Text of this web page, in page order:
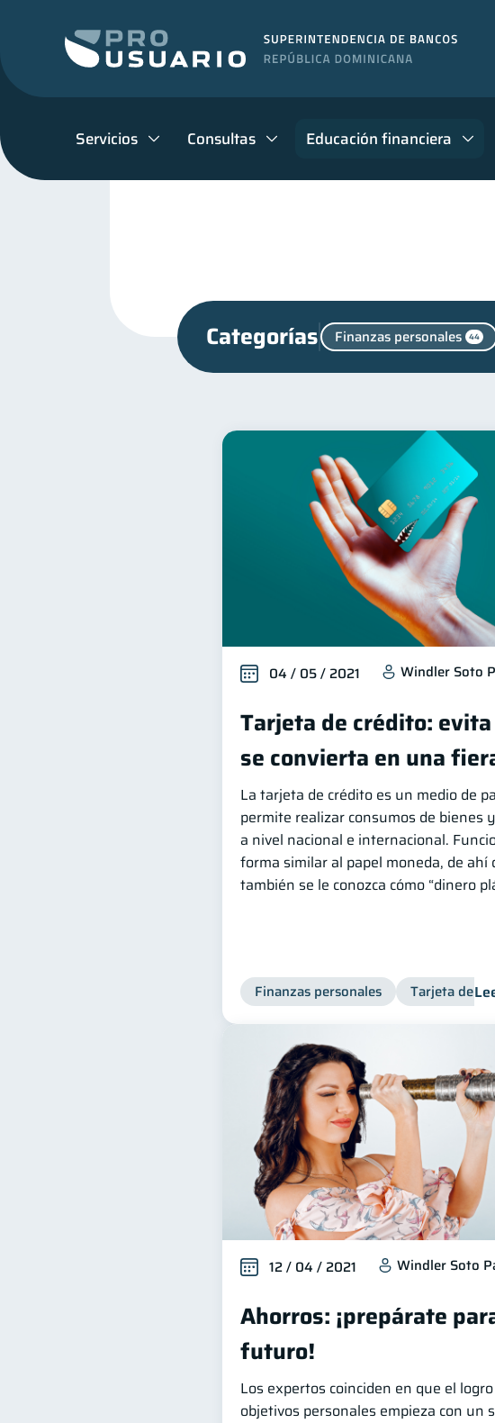
Servicios Consultas Educación financiera
Categorías Finanzas personales 44
Finanzas para mujeres Organización
Consejos Tarjeta de
Derechos & Deberes 4 Criptomonedas
Finanzas Personales 1 Educación
Doble sueldo 1 Gasto
04 / 05 / 2021 Windler Soto
Tarjeta de crédito:
se convierta en una
La tarjeta de crédito es un medio de
permite realizar consumos de bienes
a nivel nacional e internacional.
forma similar al papel moneda, de ahí
también se le conozca cómo “dinero
Finanzas personales Tarjeta de
12 / 04 / 2021 Windler Soto
Ahorros: ¡prepárate
futuro!
Los expertos coinciden en que el
objetivos personales empieza con un